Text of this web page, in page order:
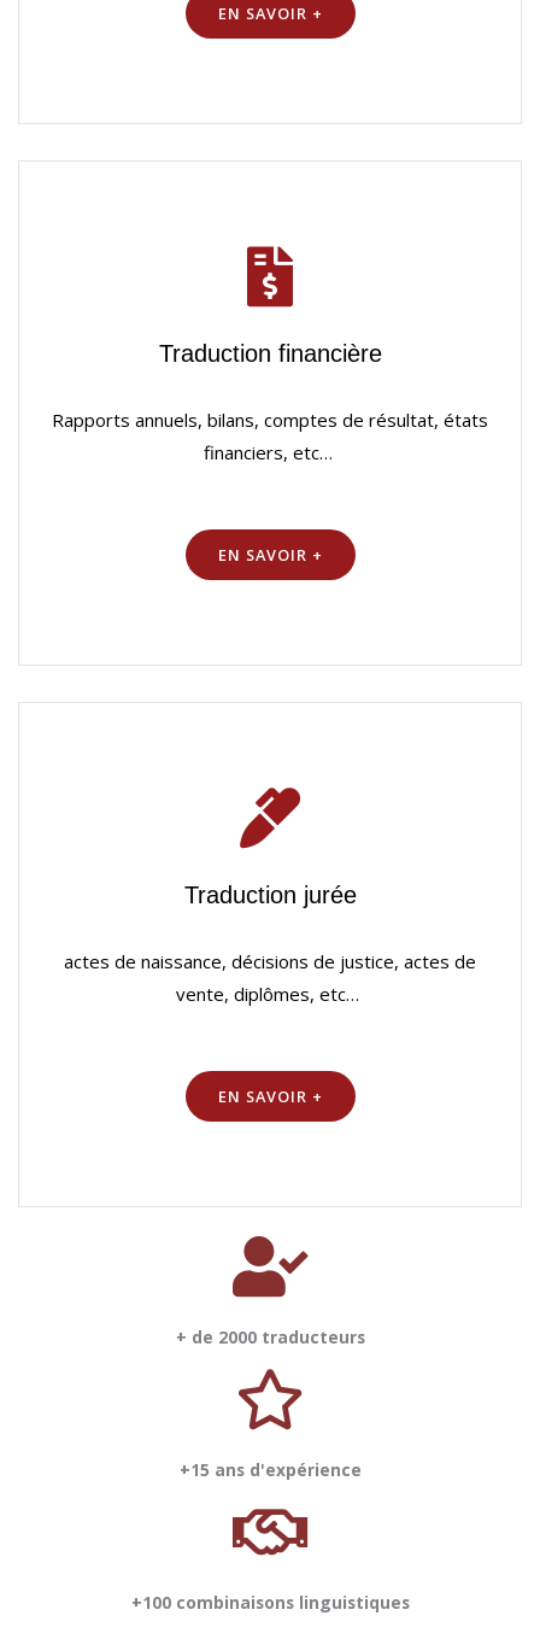
EN SAVOIR +
Traduction financière
Rapports annuels, bilans, comptes de résultat, états
financiers, etc…
EN SAVOIR +
Traduction jurée
actes de naissance, décisions de justice, actes de
vente, diplômes, etc…
EN SAVOIR +
+ de 2000 traducteurs
+15 ans d'expérience
+100 combinaisons linguistiques